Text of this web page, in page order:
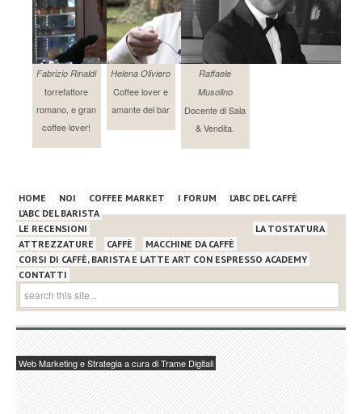
Fabrizio Rinaldi
torrefattore
romano, e gran
coffee lover!
Helena Oliviero
Coffee lover e
amante del bar
Raffaele
Musolino
Docente di Sala
& Vendita.
HOME NOI COFFEE MARKET I FORUM
L’ABC DEL CAFFÈ
L’ABC DEL BARISTA
LE RECENSIONI
ATTREZZATURE
CAFFÈ MACCHINE DA CAFFÈ
LA TOSTATURA
CORSI DI CAFFÈ, BARISTA E LATTE ART CON ESPRESSO ACADEMY
CONTATTI
Web Marketing e Strategia a cura di Trame Digitali